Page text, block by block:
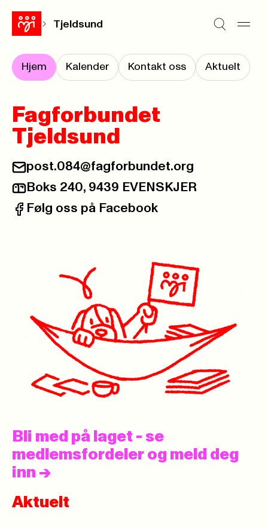
Tjeldsund
Hjem Kalender Kontakt oss Aktuelt
Fagforbundet
Tjeldsund
E-post:
post.084@fagforbundet.org
Postadresse:
Boks 240, 9439 EVENSKJER
Facebook:
Følg oss på Facebook
Bli med på laget - se
medlemsfordeler og meld deg
inn ->
Aktuelt